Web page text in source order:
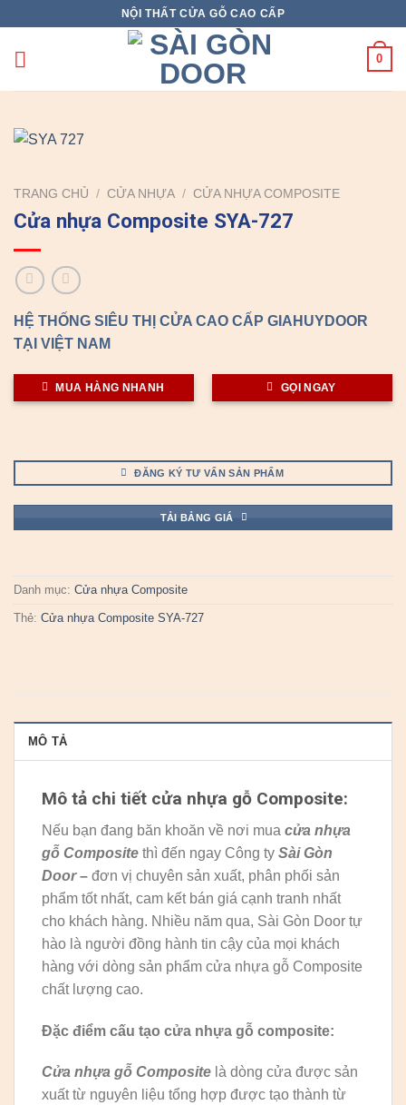
content
NỘI THẤT CỬA GỖ CAO CẤP
0
TRANG CHỦ / CỬA NHỰA / CỬA NHỰA COMPOSITE
Cửa nhựa Composite SYA-727
HỆ THỐNG SIÊU THỊ CỬA CAO CẤP GIAHUYDOOR
TẠI VIỆT NAM
MUA HÀNG NHANH GỌI NGAY
ĐĂNG KÝ TƯ VẤN SẢN PHẨM
TẢI BẢNG GIÁ
Danh mục: Cửa nhựa Composite
Thẻ: Cửa nhựa Composite SYA-727
MÔ TẢ
Mô tả chi tiết cửa nhựa gỗ Composite:
Nếu bạn đang băn khoăn về nơi mua cửa nhựa
gỗ Composite thì đến ngay Công ty Sài Gòn
Door– đơn vị chuyên sản xuất, phân phối sản
phẩm tốt nhất, cam kết bán giá cạnh tranh nhất
cho khách hàng. Nhiều năm qua, Sài Gòn Door tự
hào là người đồng hành tin cậy của mọi khách
hàng với dòng sản phẩm cửa nhựa gỗ Composite
chất lượng cao.
Đặc điểm cấu tạo cửa nhựa gỗ composite:
Cửa nhựa gỗ Composite là dòng cửa được sản
xuất từ nguyên liệu tổng hợp được tạo thành từ